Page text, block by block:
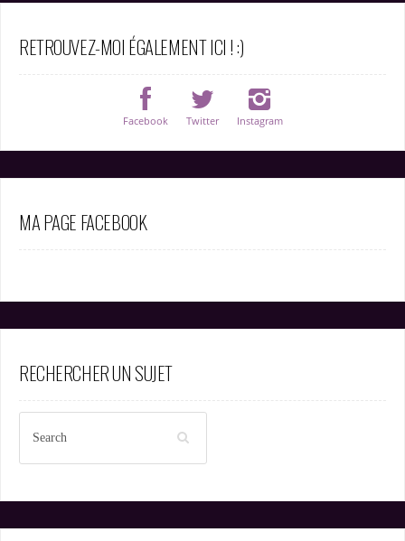
RETROUVEZ-MOI ÉGALEMENT ICI ! :)
Facebook Twitter Instagram
MA PAGE FACEBOOK
RECHERCHER UN SUJET